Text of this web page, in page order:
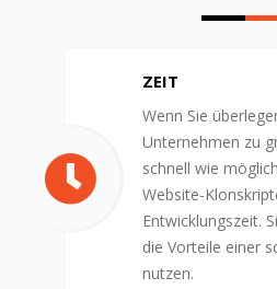
ZEIT
Wenn Sie
Unternehmen zu
schnell wie
Website-
Entwicklungszeit.
die Vorteile einer
nutzen.